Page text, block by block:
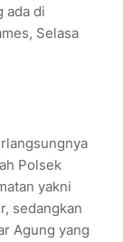
ada di
Selasa
Polsek
yakni
sedangkan
Agung yang